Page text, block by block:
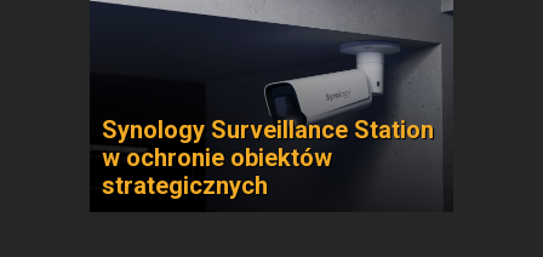
Synology Surveillance Station
w ochronie obiektów
strategicznych